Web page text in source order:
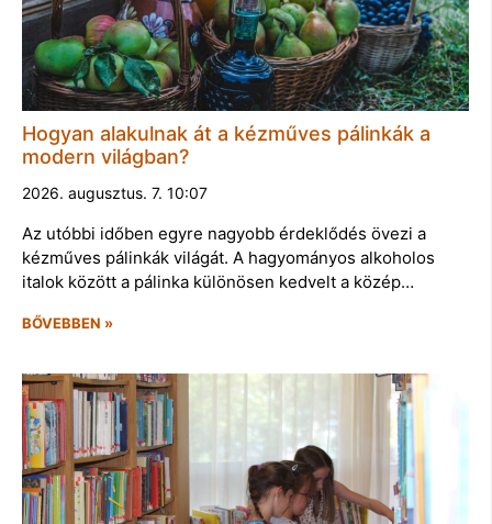
Hogyan alakulnak át a kézműves pálinkák a
modern világban?
2026. augusztus. 7. 10:07
Az utóbbi időben egyre nagyobb érdeklődés övezi a
kézműves pálinkák világát. A hagyományos alkoholos
italok között a pálinka különösen kedvelt a közép…
BŐVEBBEN »